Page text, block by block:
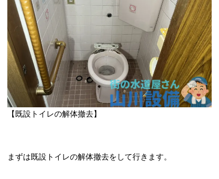
【既設トイレの解体撤去】
まずは既設トイレの解体撤去をして行きます。